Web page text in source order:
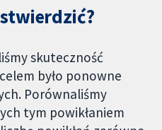
skuteczność
było ponowne
Porównaliśmy
tym powikłaniem